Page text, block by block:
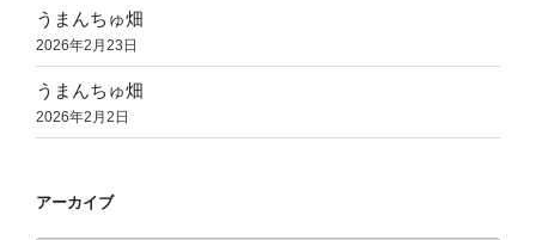
うまんちゅ畑
2026年2月23日
うまんちゅ畑
2026年2月2日
アーカイブ